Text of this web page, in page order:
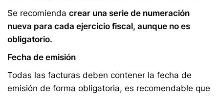
Se recomienda crear una serie de numeración
nueva para cada ejercicio fiscal, aunque no es
obligatorio.
Fecha de emisión
Todas las facturas deben contener la fecha de
emisión de forma obligatoria, es recomendable que